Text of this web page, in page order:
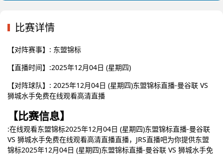
比赛详情
【对阵赛事】: 东盟锦标
【直播时间】:2025年12月04日 (星期四)
【对阵球队】: 2025年12月04日 (星期四)东盟锦标直播-曼谷联 VS
狮城水手免费在线观看高清直播
【比赛信息】
:在线观看东盟锦标2025年12月04日 (星期四)东盟锦标直播-曼谷联
VS 狮城水手免费在线观看高清直播直播，JRS直播吧为你提供东盟
锦标2025年12月04日 (星期四)东盟锦标直播-曼谷联 VS 狮城水手免